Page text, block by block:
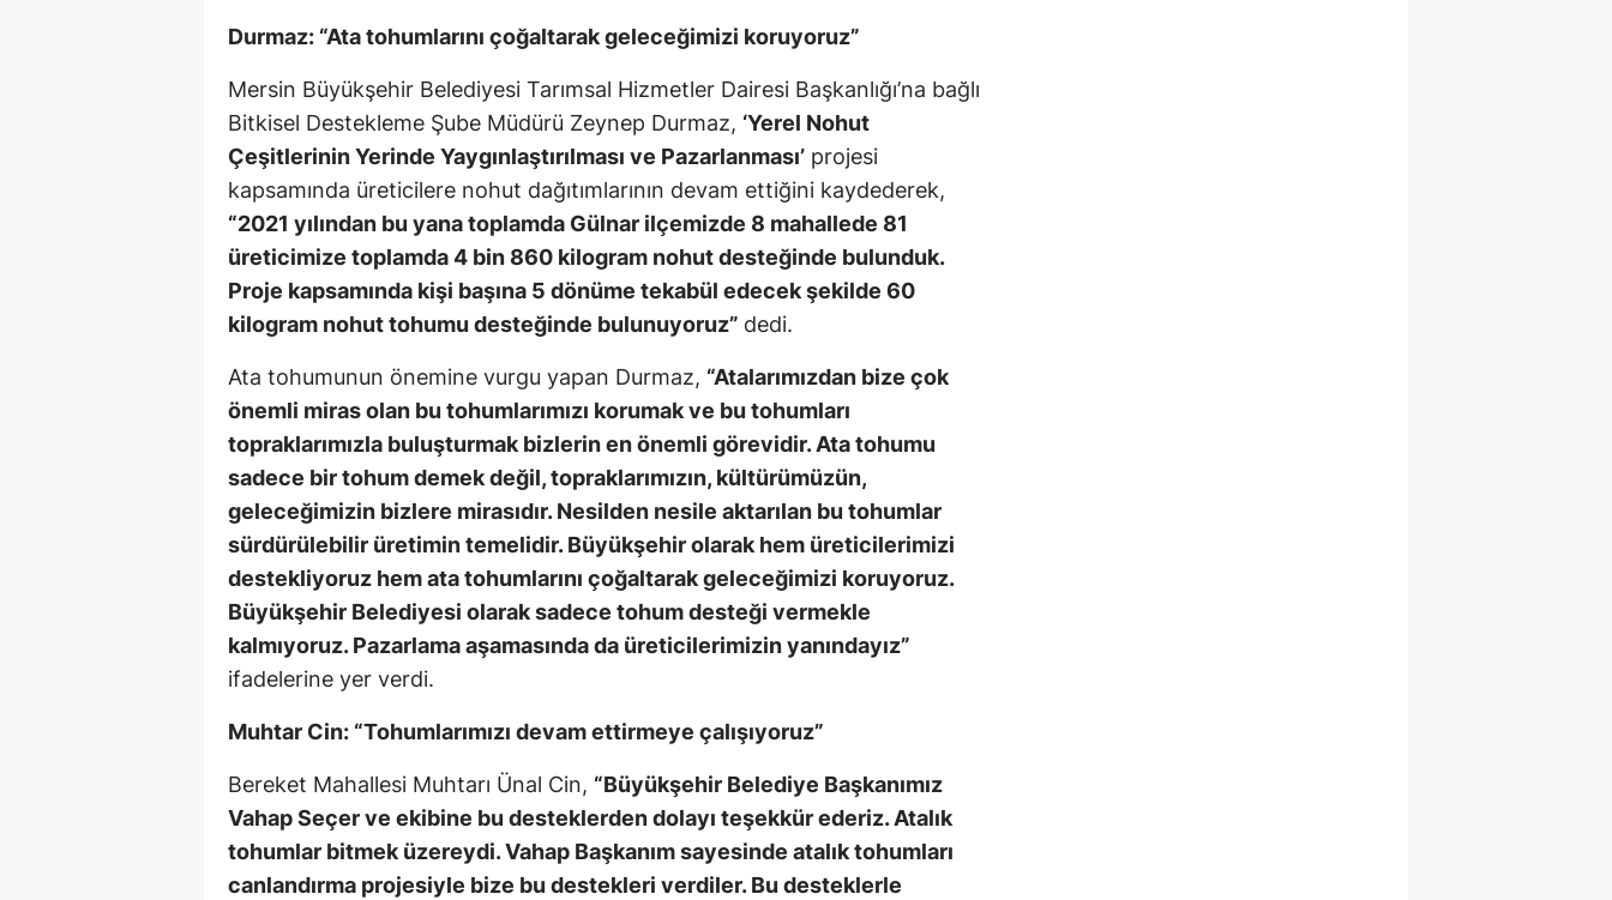
Durmaz: “Ata tohumlarını çoğaltarak geleceğimizi koruyoruz”
Mersin Büyükşehir Belediyesi Tarımsal Hizmetler Dairesi Başkanlığı’na bağlı
Bitkisel Destekleme Şube Müdürü Zeynep Durmaz, ‘Yerel Nohut
Çeşitlerinin Yerinde Yaygınlaştırılması ve Pazarlanması’ projesi
kapsamında üreticilere nohut dağıtımlarının devam ettiğini kaydederek,
“2021 yılından bu yana toplamda Gülnar ilçemizde 8 mahallede 81
üreticimize toplamda 4 bin 860 kilogram nohut desteğinde bulunduk.
Proje kapsamında kişi başına 5 dönüme tekabül edecek şekilde 60
kilogram nohut tohumu desteğinde bulunuyoruz” dedi.
Ata tohumunun önemine vurgu yapan Durmaz, “Atalarımızdan bize çok
önemli miras olan bu tohumlarımızı korumak ve bu tohumları
topraklarımızla buluşturmak bizlerin en önemli görevidir. Ata tohumu
sadece bir tohum demek değil, topraklarımızın, kültürümüzün,
geleceğimizin bizlere mirasıdır. Nesilden nesile aktarılan bu tohumlar
sürdürülebilir üretimin temelidir. Büyükşehir olarak hem üreticilerimizi
destekliyoruz hem ata tohumlarını çoğaltarak geleceğimizi koruyoruz.
Büyükşehir Belediyesi olarak sadece tohum desteği vermekle
kalmıyoruz. Pazarlama aşamasında da üreticilerimizin yanındayız”
ifadelerine yer verdi.
Muhtar Cin: “Tohumlarımızı devam ettirmeye çalışıyoruz”
Bereket Mahallesi Muhtarı Ünal Cin, “Büyükşehir Belediye Başkanımız
Vahap Seçer ve ekibine bu desteklerden dolayı teşekkür ederiz. Atalık
tohumlar bitmek üzereydi. Vahap Başkanım sayesinde atalık tohumları
canlandırma projesiyle bize bu destekleri verdiler. Bu desteklerle